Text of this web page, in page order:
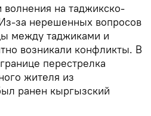
на таджикско-
за нерешенных вопросов
между таджиками и
возникали конфликты. В
перестрелка
жителя из
ранен кыргызский